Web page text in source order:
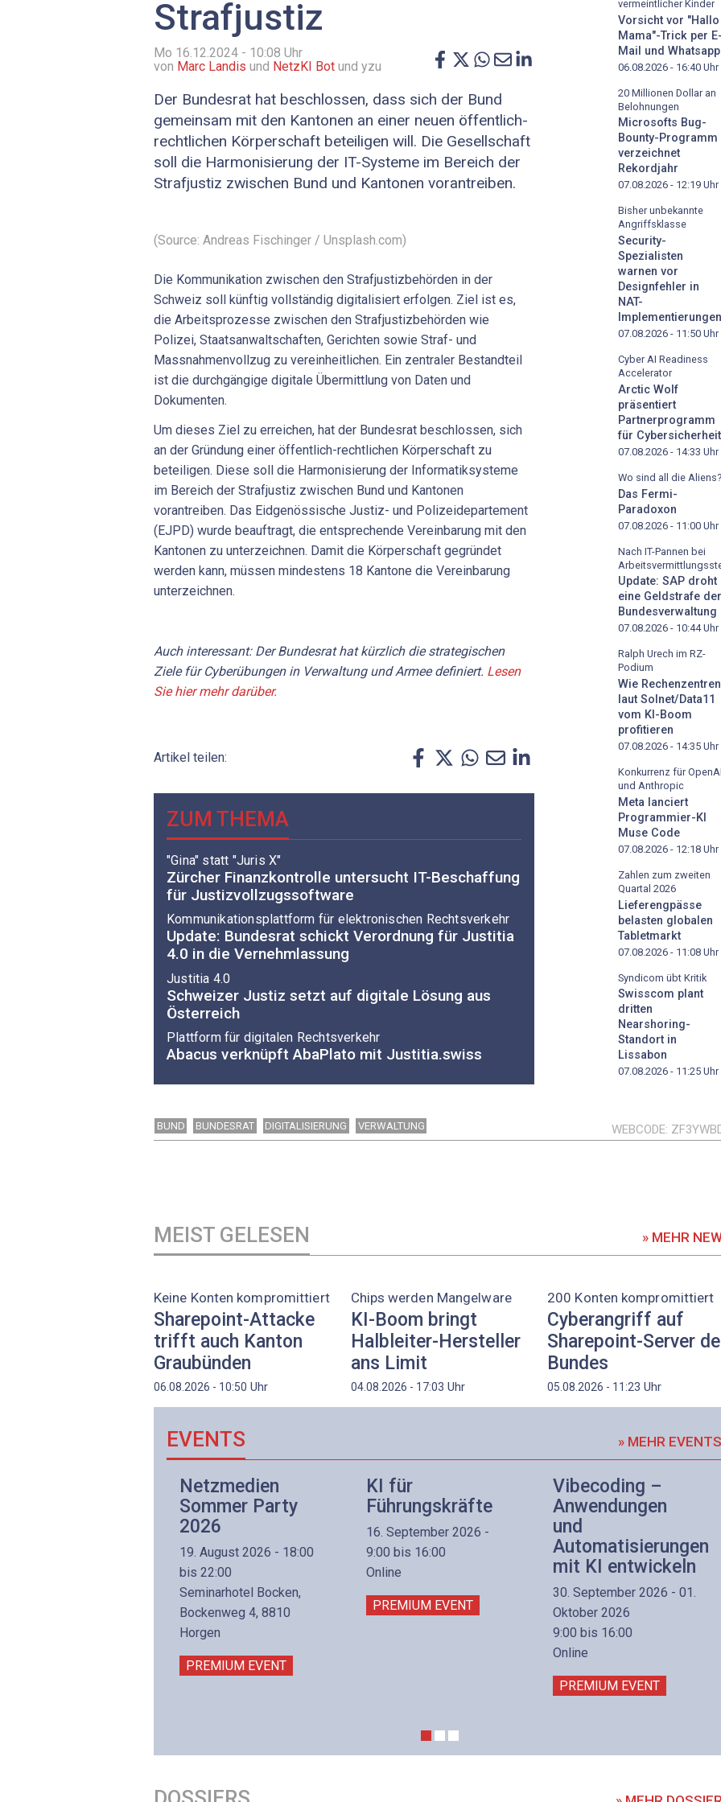
Strafjustiz
Mo 16.12.2024 - 10:08 Uhr
von Marc Landis und NetzKI Bot und yzu
Der Bundesrat hat beschlossen, dass sich der Bund
gemeinsam mit den Kantonen an einer neuen öffentlich-
rechtlichen Körperschaft beteiligen will. Die Gesellschaft
soll die Harmonisierung der IT-Systeme im Bereich der
Strafjustiz zwischen Bund und Kantonen vorantreiben.
(Source: Andreas Fischinger / Unsplash.com)
Die Kommunikation zwischen den Strafjustizbehörden in der
Schweiz soll künftig vollständig digitalisiert erfolgen. Ziel ist es,
die Arbeitsprozesse zwischen den Strafjustizbehörden wie
Polizei, Staatsanwaltschaften, Gerichten sowie Straf- und
Massnahmenvollzug zu vereinheitlichen. Ein zentraler Bestandteil
ist die durchgängige digitale Übermittlung von Daten und
Dokumenten.
Um dieses Ziel zu erreichen, hat der Bundesrat beschlossen, sich
an der Gründung einer öffentlich-rechtlichen Körperschaft zu
beteiligen. Diese soll die Harmonisierung der Informatiksysteme
im Bereich der Strafjustiz zwischen Bund und Kantonen
vorantreiben. Das Eidgenössische Justiz- und Polizeidepartement
(EJPD) wurde beauftragt, die entsprechende Vereinbarung mit den
Kantonen zu unterzeichnen. Damit die Körperschaft gegründet
werden kann, müssen mindestens 18 Kantone die Vereinbarung
unterzeichnen.
Auch interessant: Der Bundesrat hat kürzlich die strategischen
Ziele für Cyberübungen in Verwaltung und Armee definiert. Lesen
Sie hier mehr darüber.
Artikel teilen:
ZUM THEMA
"Gina" statt "Juris X"
Zürcher Finanzkontrolle untersucht IT-Beschaffung
für Justizvollzugssoftware
Kommunikationsplattform für elektronischen Rechtsverkehr
Update: Bundesrat schickt Verordnung für Justitia
4.0 in die Vernehmlassung
Justitia 4.0
Schweizer Justiz setzt auf digitale Lösung aus
Österreich
Plattform für digitalen Rechtsverkehr
Abacus verknüpft AbaPlato mit Justitia.swiss
vermeintlicher Kinder
Vorsicht vor "Hallo
Mama"-Trick per E-
Mail und Whatsapp
06.08.2026 - 16:40 Uhr
20 Millionen Dollar an
Belohnungen
Microsofts Bug-
Bounty-Programm
verzeichnet
Rekordjahr
07.08.2026 - 12:19 Uhr
Bisher unbekannte
Angriffsklasse
Security-
Spezialisten
warnen vor
Designfehler in
NAT-
Implementierungen
07.08.2026 - 11:50 Uhr
Cyber AI Readiness
Accelerator
Arctic Wolf
präsentiert
Partnerprogramm
für Cybersicherheit
07.08.2026 - 14:33 Uhr
Wo sind all die Aliens?
Das Fermi-
Paradoxon
07.08.2026 - 11:00 Uhr
Nach IT-Pannen bei
Update: SAP droht
eine Geldstrafe der
Bundesverwaltung
07.08.2026 - 10:44Uhr
Ralph Urech im RZ-
Podium
Wie Rechenzentren
laut Solnet/Data11
vom KI-Boom
profitieren
07.08.2026 - 14:35 Uhr
Konkurrenz für OpenAI
und Anthropic
Meta lanciert
Programmier-KI
Muse Code
07.08.2026 - 12:18 Uhr
Zahlen zum zweiten
Quartal 2026
Lieferengpässe
belasten globalen
Tabletmarkt
07.08.2026 - 11:08 Uhr
Syndicom übt Kritik
Swisscom plant
dritten
Nearshoring-
Standort in
Lissabon
07.08.2026 - 11:25 Uhr
BUND BUNDESRAT DIGITALISIERUNG VERWALTUNG WEBCODE
MEIST GELESEN » MEHR
Keine Konten kompromittiert
Sharepoint-Attacke
trifft auch Kanton
Graubünden
06.08.2026 - 10:50 Uhr
Chips werden Mangelware
KI-Boom bringt
Halbleiter-Hersteller
ans Limit
04.08.2026 - 17:03 Uhr
200 Konten kompromittiert
Cyberangriff auf
Sharepoint-Server
Bundes
05.08.2026 - 11:23 Uhr
EVENTS » MEHR EVENTS
Netzmedien
Sommer Party
2026
19. August 2026 - 18:00
bis 22:00
Seminarhotel Bocken,
Bockenweg 4, 8810
Horgen
PREMIUM EVENT
KI für
Führungskräfte
16. September 2026 -
9:00 bis 16:00
Online
PREMIUM EVENT
Vibecoding –
Anwendungen
und
Automatisierungen
mit KI entwickeln
30. September 2026 - 01.
Oktober 2026
9:00 bis 16:00
Online
PREMIUM EVENT